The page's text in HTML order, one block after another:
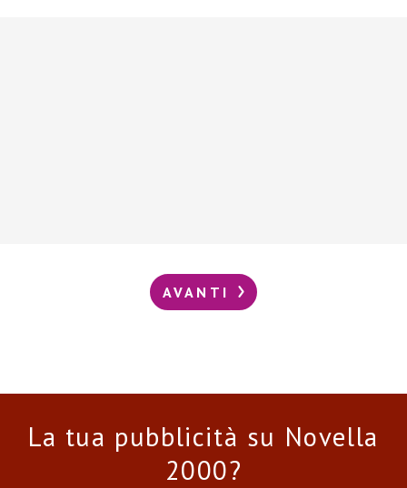
AVANTI
La tua pubblicità su Novella
2000?